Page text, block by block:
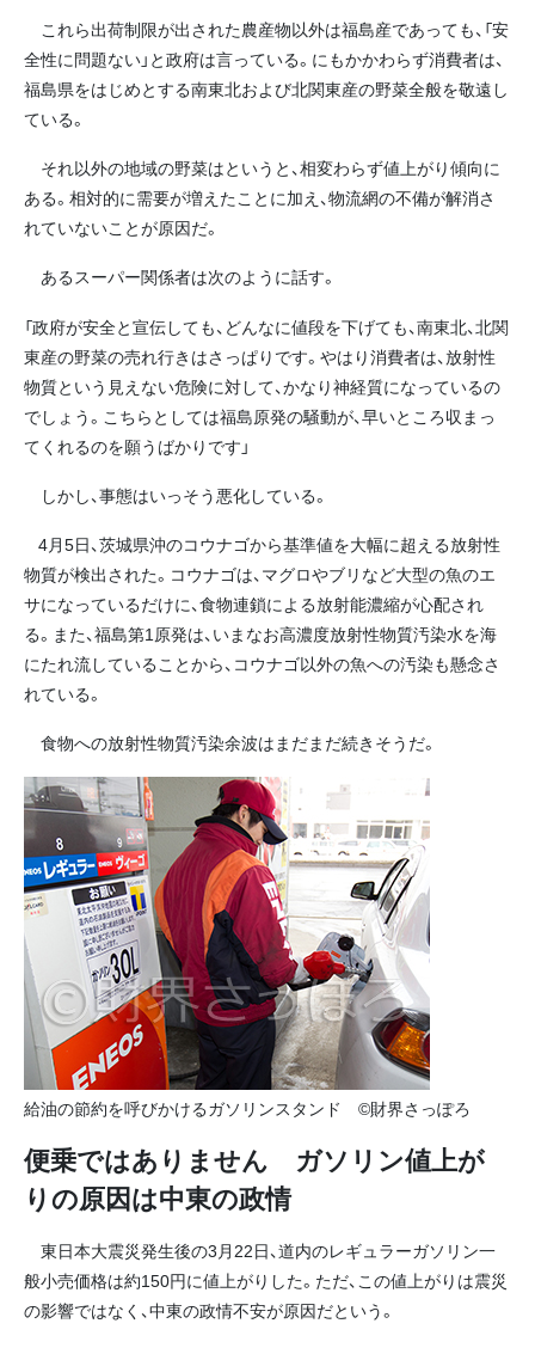
これら出荷制限が出された農産物以外は福島産であっても、「安
全性に問題ない」と政府は言っている。にもかかわらず消費者は、
福島県をはじめとする南東北および北関東産の野菜全般を敬遠し
ている。
それ以外の地域の野菜はというと、相変わらず値上がり傾向に
ある。相対的に需要が増えたことに加え、物流網の不備が解消さ
れていないことが原因だ。
あるスーパー関係者は次のように話す。
「政府が安全と宣伝しても、どんなに値段を下げても、南東北、北関
東産の野菜の売れ行きはさっぱりです。やはり消費者は、放射性
物質という見えない危険に対して、かなり神経質になっているの
でしょう。こちらとしては福島原発の騒動が、早いところ収まっ
てくれるのを願うばかりです」
しかし、事態はいっそう悪化している。
4月5日、茨城県沖のコウナゴから基準値を大幅に超える放射性
物質が検出された。コウナゴは、マグロやブリなど大型の魚のエ
サになっているだけに、食物連鎖による放射能濃縮が心配され
る。また、福島第1原発は、いまなお高濃度放射性物質汚染水を海
にたれ流していることから、コウナゴ以外の魚への汚染も懸念さ
れている。
食物への放射性物質汚染余波はまだまだ続きそうだ。
給油の節約を呼びかけるガソリンスタンド ©財界さっぽろ
便乗ではありません ガソリン値上が
りの原因は中東の政情
東日本大震災発生後の3月22日、道内のレギュラーガソリン一
般小売価格は約150円に値上がりした。ただ、この値上がりは震災
の影響ではなく、中東の政情不安が原因だという。